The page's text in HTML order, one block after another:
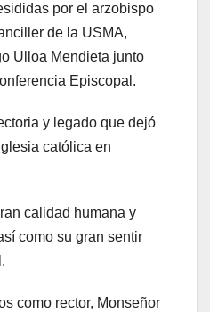
por el arzobispo
de la USMA,
Ulloa Mendieta junto
Episcopal.
y legado que dejó
católica en
calidad humana y
como su gran sentir
como rector, Monseñor